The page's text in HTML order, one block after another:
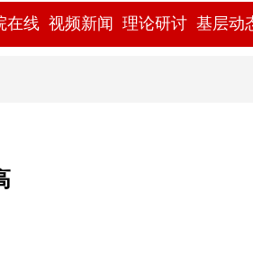
在线 视频新闻 理论研讨 基层动